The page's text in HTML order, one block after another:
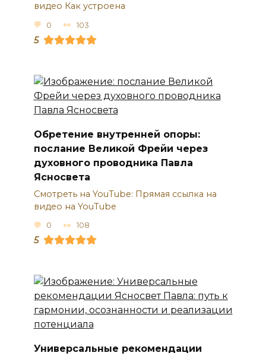
видео Как устроена
0 103
5
Обретение внутренней опоры:
послание Великой Фрейи через
духовного проводника Павла
Ясносвета
Смотреть на YouTube: Прямая ссылка на
видео на YouTube
0 108
5
Универсальные рекомендации